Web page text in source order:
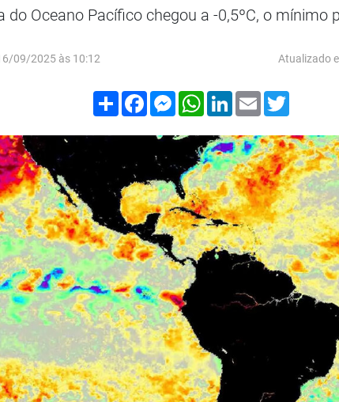
do Oceano Pacífico chegou a -0,5ºC, o
09/2025 às 10:12 Atualizado
Compartilhar
FacebookMessenger
WhatsApp
LinkedIn
Email